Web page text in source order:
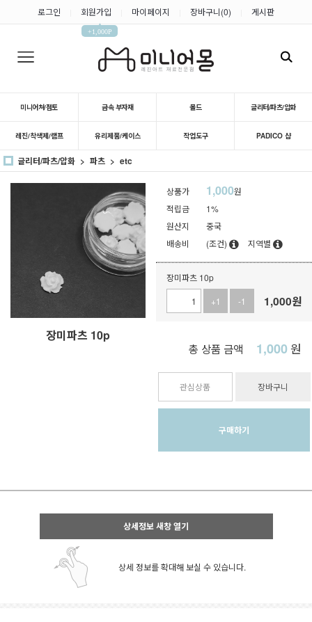
로그인 회원가입
▲
+1,000P
마이페이지 장바구니(0) 게시판
미니어쳐/점토 금속 부자재 몰드 글리터/파츠/압화
레진/착색제/램프 유리제품/케이스 작업도구 PADICO 샵
글리터/파츠/압화 파츠 etc
장미파츠 10p
상품가 1,000원
적립금
1%
원산지
중국
배송비
(조건) 지역별
장미파츠 10p
+1
-1 1,000원
총 상품 금액 1,000원
관심상품 장바구니
구매하기
상세정보 새창 열기
상세 정보를 확대해 보실 수 있습니다.